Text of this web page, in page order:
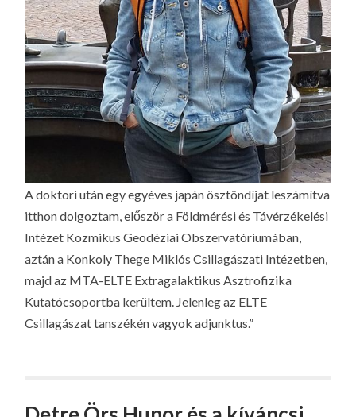
A doktori után egy egyéves japán ösztöndíjat leszámítva
itthon dolgoztam, először a Földmérési és Távérzékelési
Intézet Kozmikus Geodéziai Obszervatóriumában,
aztán a Konkoly Thege Miklós Csillagászati Intézetben,
majd az MTA-ELTE Extragalaktikus Asztrofizika
Kutatócsoportba kerültem. Jelenleg az ELTE
Csillagászat tanszékén vagyok adjunktus.”